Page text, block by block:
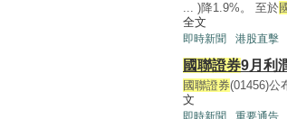
... )降1.9%。 至於
全文
即時新聞 港股直擊
國聯證券9月利
國聯證券(01456)公
文
即時新聞 重要通告